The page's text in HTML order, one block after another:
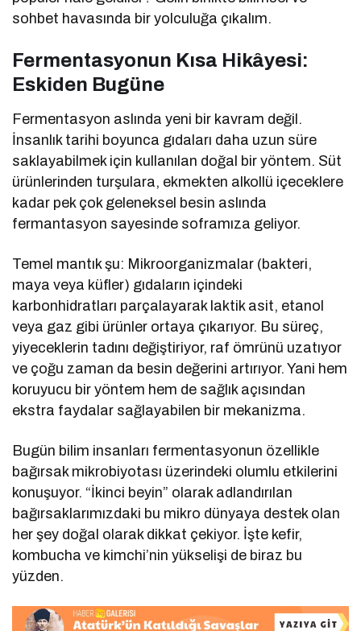
sohbet havasında bir yolculuğa çıkalım.
Fermentasyonun Kısa Hikâyesi:
Eskiden Bugüne
Fermentasyon aslında yeni bir kavram değil.
İnsanlık tarihi boyunca gıdaları daha uzun süre
saklayabilmek için kullanılan doğal bir yöntem. Süt
ürünlerinden turşulara, ekmekten alkollü içeceklere
kadar pek çok geleneksel besin aslında
fermantasyon sayesinde soframıza geliyor.
Temel mantık şu: Mikroorganizmalar (bakteri,
maya veya küfler) gıdaların içindeki
karbonhidratları parçalayarak laktik asit, etanol
veya gaz gibi ürünler ortaya çıkarıyor. Bu süreç,
yiyeceklerin tadını değiştiriyor, raf ömrünü uzatıyor
ve çoğu zaman da besin değerini artırıyor. Yani hem
koruyucu bir yöntem hem de sağlık açısından
ekstra faydalar sağlayabilen bir mekanizma.
Bugün bilim insanları fermentasyonun özellikle
bağırsak mikrobiyotası üzerindeki olumlu etkilerini
konuşuyor. “İkinci beyin” olarak adlandırılan
bağırsaklarımızdaki bu mikro dünyaya destek olan
her şey doğal olarak dikkat çekiyor. İşte kefir,
kombucha ve kimchi’nin yükselişi de biraz bu
yüzden.